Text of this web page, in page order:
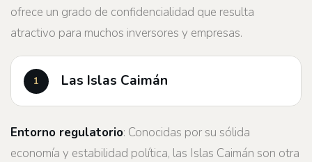
ofrece un grado de confidencialidad que resulta
atractivo para muchos inversores y empresas.
Las Islas Caimán
Entorno regulatorio: Conocidas por su sólida
economía y estabilidad política, las Islas Caimán son otra